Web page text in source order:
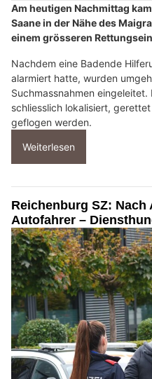
Am heutigen Nachmittag
Saane in der Nähe des
einem grösseren
Nachdem eine Badende
alarmiert hatte, wurden
Suchmassnahmen
schliesslich lokalisiert,
geflogen werden.
Weiterlesen
Reichenburg SZ:
Autofahrer –